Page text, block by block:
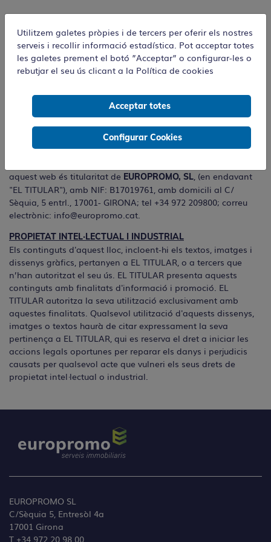
Avís legal
AVÍS LEGAL
De conformitat amb la Llei 34/2002, de Serveis de la Societat
aquest web és titularitat de EUROPROMO, SL, (en endavant
"EL TITULAR"), amb NIF: B17019761, amb domicili al C/
Sèquia, 5 entrl., 17001- GIRONA; tel +34 972 209800; correu
electrònic: info@europromo.cat.
PROPIETAT INTEL·LECTUAL I INDUSTRIAL
Els continguts d'aquest lloc, incloent-hi els textos, imatges i
dissenys gràfics, pertanyen a EL TITULAR, o a tercers que
n’han autoritzat el seu ús. EL TITULAR presenta aquests
continguts amb finalitats d'informació i promoció. EL
TITULAR autoritza la seva utilització exclusivament amb
aquestes finalitats. Qualsevol utilització d'aquests dissenys,
imatges o textos haurà de citar expressament la seva
pertinença a EL TITULAR, qui es reserva el dret a iniciar les
accions legals oportunes per reparar els danys i perjudicis
causats per qualsevol acte que vulneri els seus drets de
propietat intel·lectual o industrial.
EUROPROMO SL
C/Sèquia 5, Entresòl 4a
17001 Girona
T +34 972 20 98 00
Utilitzem galetes pròpies i de tercers per oferir els nostres
serveis i recollir informació estadística. Pot acceptar totes
les galetes prement el botó ”Acceptar” o configurar-les o
rebutjar el seu ús clicant a la Política de cookies
Acceptar totes
Configurar Cookies